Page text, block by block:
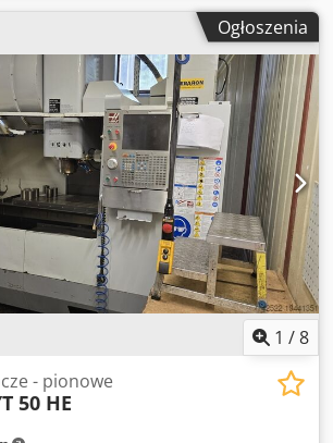
Ogłoszenia
1 /8
- pionowe
50 HE